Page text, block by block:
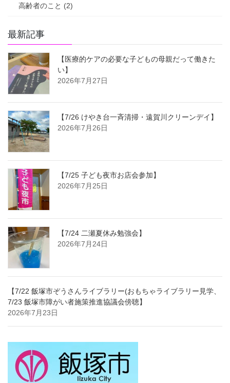
高齢者のこと (2)
最新記事
【医療的ケアの必要な子どもの母親だって働きた
い】
2026年7月27日
【7/26 けやき台一斉清掃・遠賀川クリーンデイ】
2026年7月26日
【7/25 子ども夜市お店会参加】
2026年7月25日
【7/24 二瀬夏休み勉強会】
2026年7月24日
【7/22 飯塚市ぞうさんライブラリー(おもちゃライブラリー見学、
7/23 飯塚市障がい者施策推進協議会傍聴】
2026年7月23日